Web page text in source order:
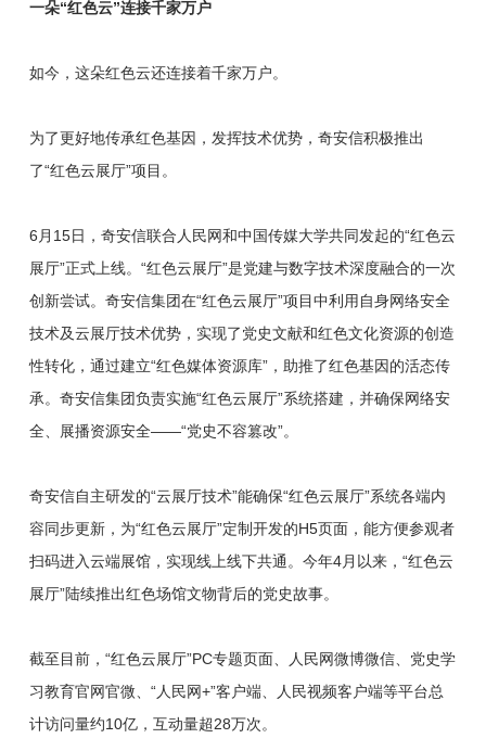
一朵“红色云”连接千家万户
如今，这朵红色云还连接着千家万户。
为了更好地传承红色基因，发挥技术优势，奇安信积极推出
了“红色云展厅”项目。
6月15日，奇安信联合人民网和中国传媒大学共同发起的“红色云
展厅”正式上线。“红色云展厅”是党建与数字技术深度融合的一次
创新尝试。奇安信集团在“红色云展厅”项目中利用自身网络安全
技术及云展厅技术优势，实现了党史文献和红色文化资源的创造
性转化，通过建立“红色媒体资源库”，助推了红色基因的活态传
承。奇安信集团负责实施“红色云展厅”系统搭建，并确保网络安
全、展播资源安全——“党史不容篡改”。
奇安信自主研发的“云展厅技术”能确保“红色云展厅”系统各端内
容同步更新，为“红色云展厅”定制开发的H5页面，能方便参观者
扫码进入云端展馆，实现线上线下共通。今年4月以来，“红色云
展厅”陆续推出红色场馆文物背后的党史故事。
截至目前，“红色云展厅”PC专题页面、人民网微博微信、党史学
习教育官网官微、“人民网+”客户端、人民视频客户端等平台总
计访问量约10亿，互动量超28万次。